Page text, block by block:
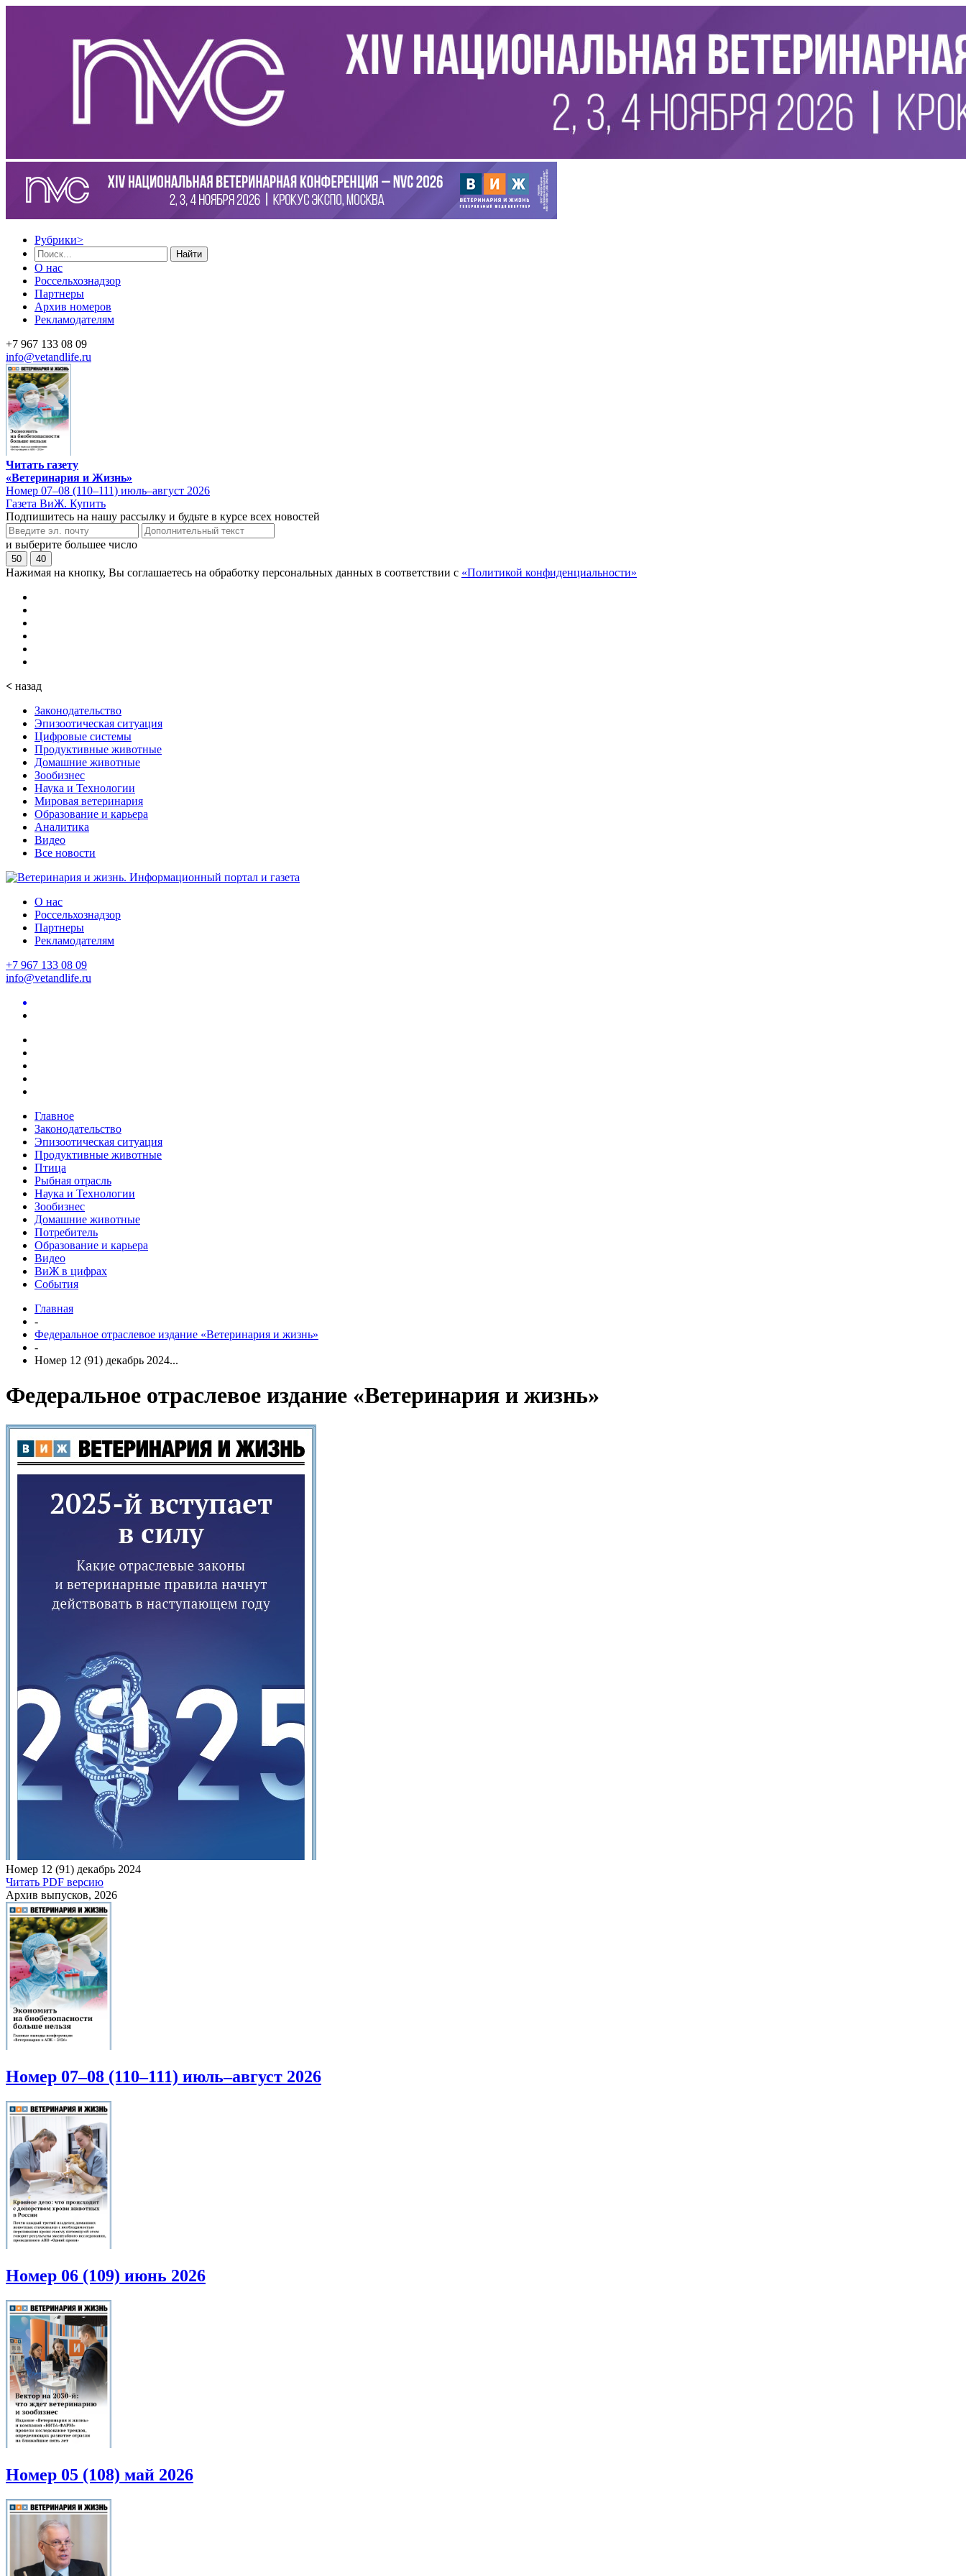
Рубрики>
Найти
О нас
Россельхознадзор
Партнеры
Архив номеров
Рекламодателям
+7 967 133 08 09
info@vetandlife.ru
Читать газету
«Ветеринария и Жизнь»
Номер 07–08 (110–111) июль–август 2026
Газета ВиЖ. Купить
Подпишитесь на нашу рассылку и будьте в курсе всех новостей
и выберите большее число
50 40
Нажимая на кнопку, Вы соглашаетесь на обработку персональных данных в соответствии с «Политикой конфиденциальности»
< назад
Законодательство
Эпизоотическая ситуация
Цифровые системы
Продуктивные животные
Домашние животные
Зообизнес
Наука и Технологии
Мировая ветеринария
Образование и карьера
Аналитика
Видео
Все новости
О нас
Россельхознадзор
Партнеры
Рекламодателям
+7 967 133 08 09
info@vetandlife.ru
Главное
Законодательство
Эпизоотическая ситуация
Продуктивные животные
Птица
Рыбная отрасль
Наука и Технологии
Зообизнес
Домашние животные
Потребитель
Образование и карьера
Видео
ВиЖ в цифрах
События
Главная
-
Федеральное отраслевое издание «Ветеринария и жизнь»
-
Номер 12 (91) декабрь 2024...
Федеральное отраслевое издание «Ветеринария и жизнь»
Номер 12 (91) декабрь 2024
Читать PDF версию
Архив выпусков, 2026
Номер 07–08 (110–111) июль–август 2026
Номер 06 (109) июнь 2026
Номер 05 (108) май 2026